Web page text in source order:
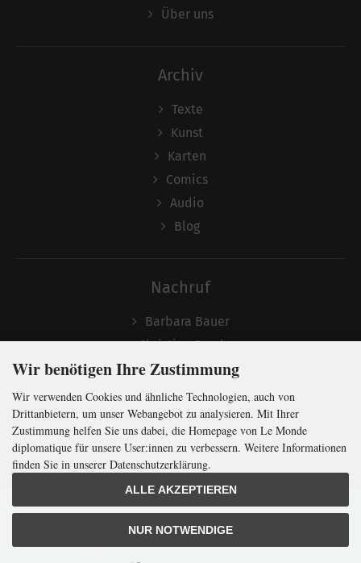
mit der weltweitgrößten
MonatszeitungfürinternationalePolitik
Über uns
Archiv
Texte
Kunst
Karten
Comics
Audio
Blog
Nachruf
Barbara Bauer
Christian Semler
Folgen
Wir benötigen Ihre Zustimmung
Wir verwenden Cookies und ähnliche Technologien, auch von
Drittanbietern, um unser Webangebot zu analysieren. Mit Ihrer
Zustimmung helfen Sie uns dabei, die Homepage von Le Monde
diplomatique für unsere User:innen zu verbessern. Weitere Informationen
finden Sie in unserer Datenschutzerklärung.
ALLE AKZEPTIEREN
NUR NOTWENDIGE